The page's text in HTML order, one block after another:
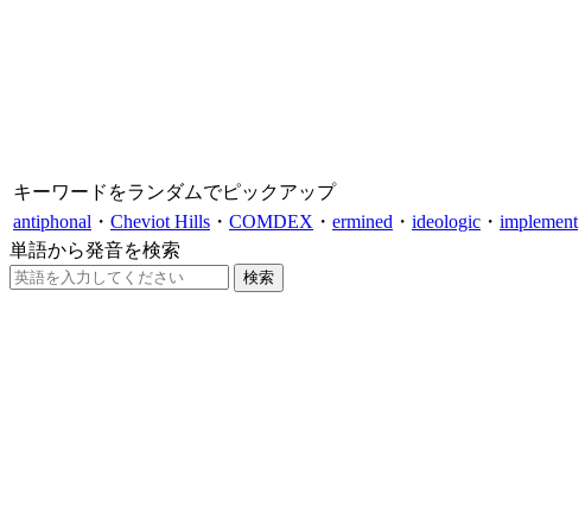
キーワードをランダムでピックアップ
antiphonal ・ Cheviot Hills ・ COMDEX ・ ermined ・ ideologic ・ implement
単語から発音を検索